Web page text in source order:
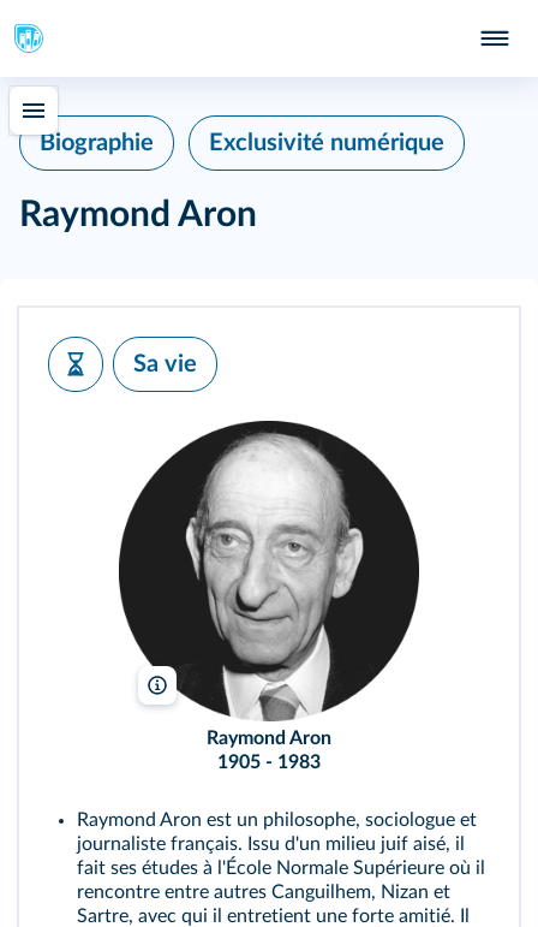
Biographie Exclusivité numérique
Raymond Aron
Sa vie
Keystone Press/Alamy
Raymond Aron
1905 - 1983
Raymond Aron est un philosophe, sociologue et
journaliste français. Issu d'un milieu juif aisé, il
fait ses études à l'École Normale Supérieure où il
rencontre entre autres Canguilhem, Nizan et
Sartre, avec qui il entretient une forte amitié. Il